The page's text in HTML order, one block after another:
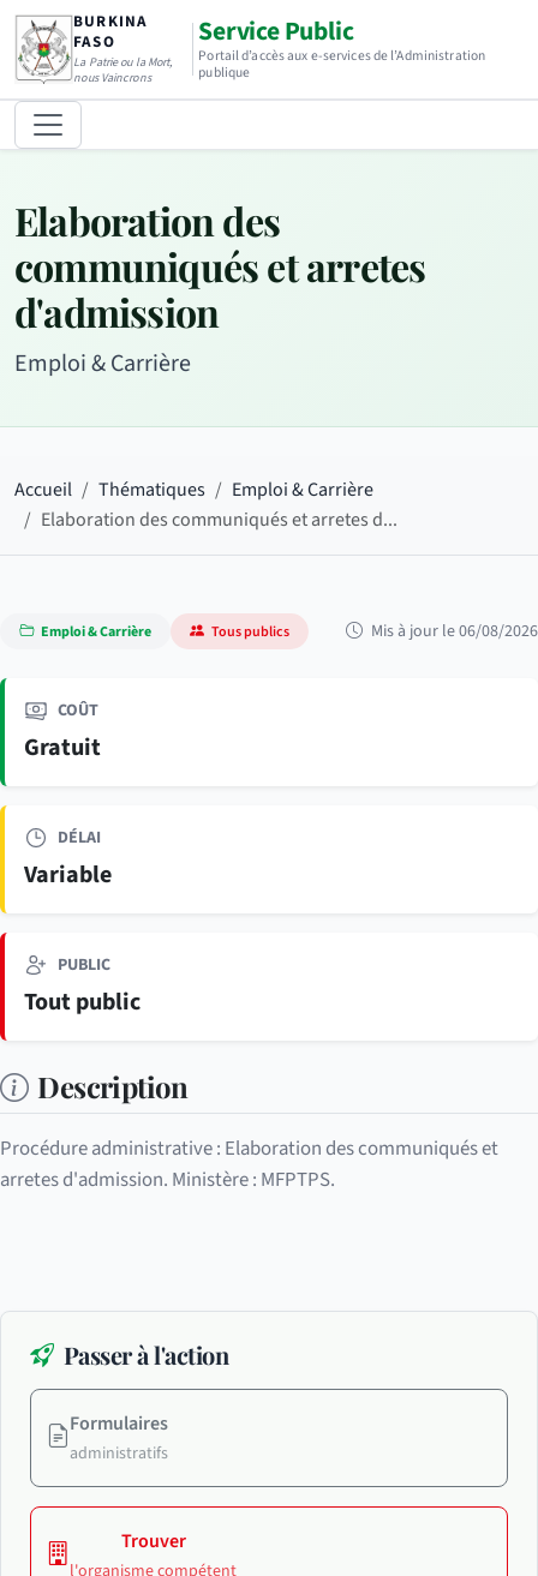
BURKINA
FASO
La Patrie ou la Mort,
nous Vaincrons
Service Public
Portail d’accès aux e-services de l’Administration
publique
Elaboration des
communiqués et arretes
d'admission
Emploi & Carrière
Accueil Thématiques
Emploi & Carrière
Elaboration des communiqués et arretes d...
Emploi & Carrière Tous publics Mis à jour le 06/08/2026
COÛT
Gratuit
DÉLAI
Variable
PUBLIC
Tout public
Description
Procédure administrative : Elaboration des communiqués et
arretes d'admission. Ministère : MFPTPS.
Passer à l'action
Formulaires
administratifs
Trouver
l'organisme compétent